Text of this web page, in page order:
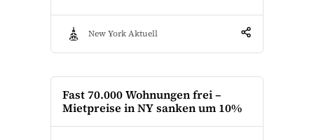
New York Aktuell
Fast 70.000 Wohnungen frei –
Mietpreise in NY sanken um 10%